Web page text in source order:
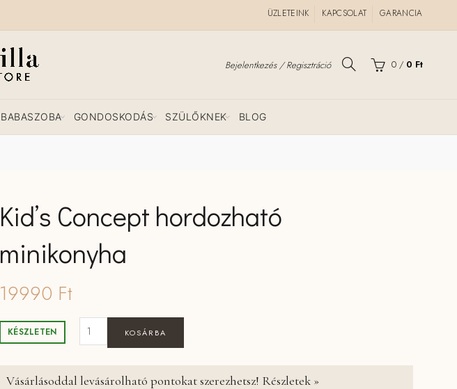
ÜZLETEINK KAPCSOLAT GARANCIA
Bejelentkezés / Regisztráció 0 / 0 Ft
BABASZOBA GONDOSKODÁS SZÜLŐKNEK BLOG
Kid’s Concept hordozható
minikonyha
19990 Ft
KÉSZLETEN KOSÁRBA
Vásárlásoddal levásárolható pontokat szerezhetsz! Részletek »